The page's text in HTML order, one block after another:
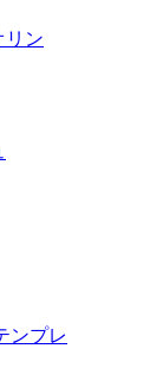
リン
ンプレ